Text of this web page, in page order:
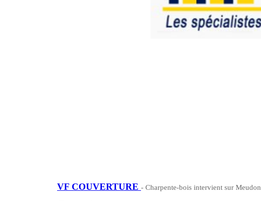
VF COUVERTURE - Charpente-bois intervient sur Meudon